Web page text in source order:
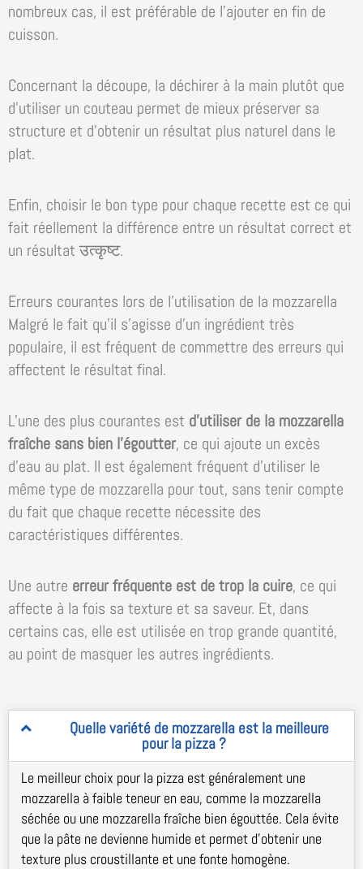
nombreux cas, il est préférable de l’ajouter en fin de
cuisson.
Concernant la découpe, la déchirer à la main plutôt que
d’utiliser un couteau permet de mieux préserver sa
structure et d’obtenir un résultat plus naturel dans le
plat.
Enfin, choisir le bon type pour chaque recette est ce qui
fait réellement la différence entre un résultat correct et
un résultat उत्कृष्ट.
Erreurs courantes lors de l’utilisation de la mozzarella
Malgré le fait qu’il s’agisse d’un ingrédient très
populaire, il est fréquent de commettre des erreurs qui
affectent le résultat final.
L’une des plus courantes est d’utiliser de la mozzarella
fraîche sans bien l’égoutter, ce qui ajoute un excès
d’eau au plat. Il est également fréquent d’utiliser le
même type de mozzarella pour tout, sans tenir compte
du fait que chaque recette nécessite des
caractéristiques différentes.
Une autre erreur fréquente est de trop la cuire, ce qui
affecte à la fois sa texture et sa saveur. Et, dans
certains cas, elle est utilisée en trop grande quantité,
au point de masquer les autres ingrédients.
Quelle variété de mozzarella est la meilleure
pour la pizza ?
Le meilleur choix pour la pizza est généralement une
mozzarella à faible teneur en eau, comme la mozzarella
séchée ou une mozzarella fraîche bien égouttée. Cela évite
que la pâte ne devienne humide et permet d’obtenir une
texture plus croustillante et une fonte homogène.